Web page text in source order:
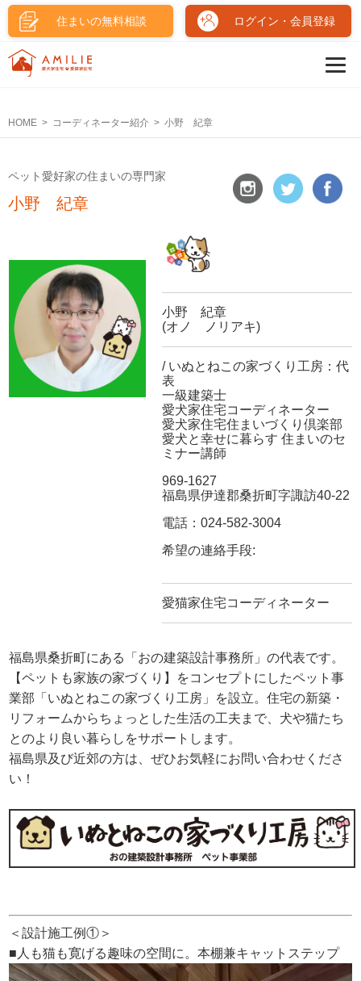
住まいの無料相談 ログイン・会員登録
HOME コーディネーター紹介 小野 紀章
ペット愛好家の住まいの専門家
小野 紀章
小野 紀章
(オノ ノリアキ)
/ いぬとねこの家づくり工房：代
表
一級建築士
愛犬家住宅コーディネーター
愛犬家住宅住まいづくり倶楽部
愛犬と幸せに暮らす 住まいのセ
ミナー講師
969-1627
福島県伊達郡桑折町字諏訪40-22
電話：024-582-3004
希望の連絡手段:
愛猫家住宅コーディネーター
福島県桑折町にある「おの建築設計事務所」の代表です。
【ペットも家族の家づくり】をコンセプトにしたペット事
業部「いぬとねこの家づくり工房」を設立。住宅の新築・
リフォームからちょっとした生活の工夫まで、犬や猫たち
とのより良い暮らしをサポートします。
福島県及び近郊の方は、ぜひお気軽にお問い合わせくださ
い！
＜設計施工例①＞
■人も猫も寛げる趣味の空間に。本棚兼キャットステップ